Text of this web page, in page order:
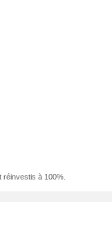
à 100%.